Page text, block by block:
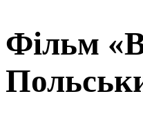
Фільм